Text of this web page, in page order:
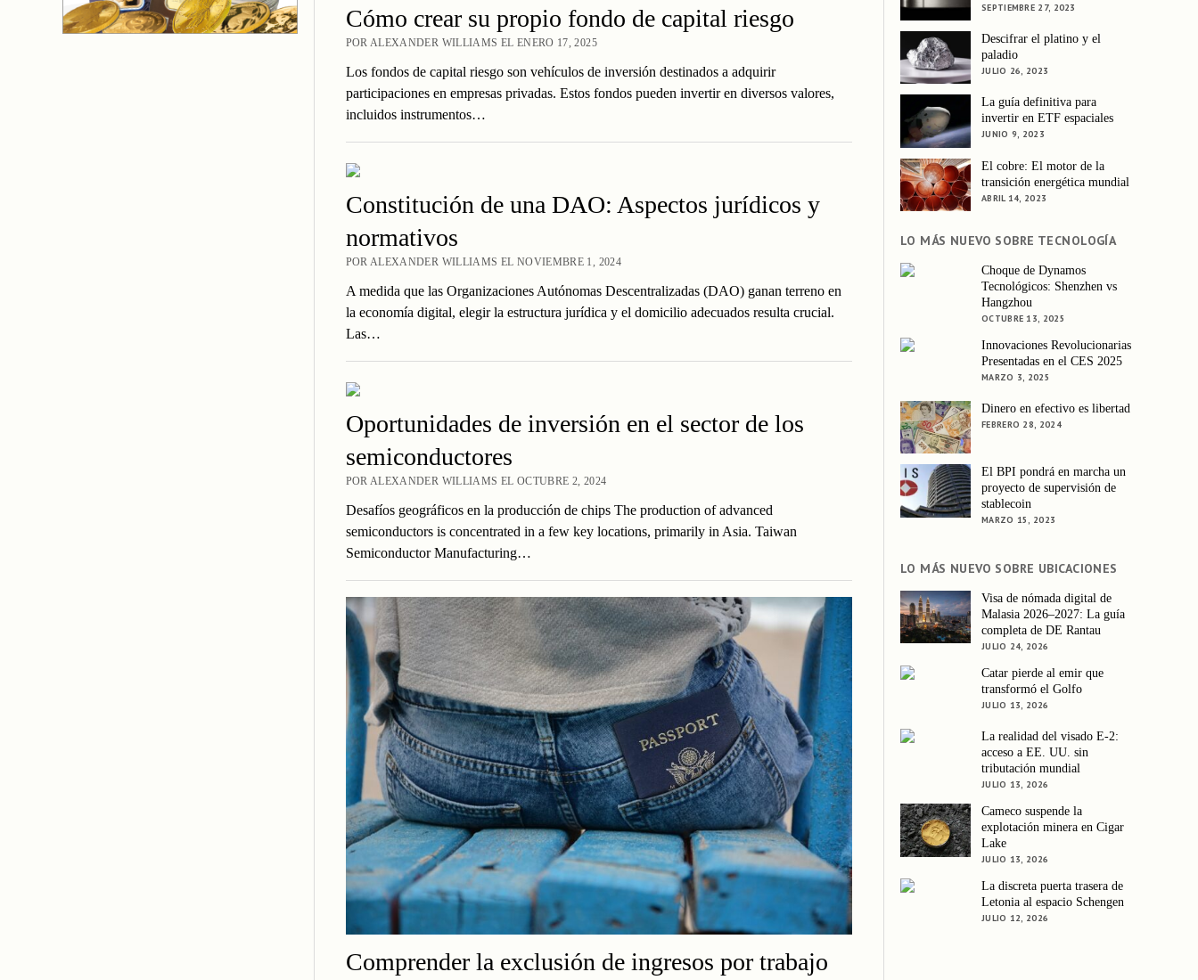
Cómo crear su propio fondo de capital riesgo
POR ALEXANDER WILLIAMS EL ENERO 17, 2025
Los fondos de capital riesgo son vehículos de inversión destinados a adquirir
participaciones en empresas privadas. Estos fondos pueden invertir en diversos valores,
incluidos instrumentos…
Constitución de una DAO: Aspectos jurídicos y
normativos
POR ALEXANDER WILLIAMS EL NOVIEMBRE 1, 2024
A medida que las Organizaciones Autónomas Descentralizadas (DAO) ganan terreno en
la economía digital, elegir la estructura jurídica y el domicilio adecuados resulta crucial.
Las…
Oportunidades de inversión en el sector de los
semiconductores
POR ALEXANDER WILLIAMS EL OCTUBRE 2, 2024
Desafíos geográficos en la producción de chips The production of advanced
semiconductors is concentrated in a few key locations, primarily in Asia. Taiwan
Semiconductor Manufacturing…
Comprender la exclusión de ingresos por trabajo
SEPTIEMBRE 27, 2023
Descifrar el platino y el
paladio
JULIO 26, 2023
La guía definitiva para
invertir en ETF espaciales
JUNIO 9, 2023
El cobre: El motor de la
transición energética mundial
ABRIL 14, 2023
LO MÁS NUEVO SOBRE TECNOLOGÍA
Choque de Dynamos
Tecnológicos: Shenzhen vs
Hangzhou
OCTUBRE 13, 2025
Innovaciones Revolucionarias
Presentadas en el CES 2025
MARZO 3, 2025
Dinero en efectivo es libertad
FEBRERO 28, 2024
El BPI pondrá en marcha un
proyecto de supervisión de
stablecoin
MARZO 15, 2023
LO MÁS NUEVO SOBRE UBICACIONES
Visa de nómada digital de
Malasia 2026–2027: La guía
completa de DE Rantau
JULIO 24, 2026
Catar pierde al emir que
transformó el Golfo
JULIO 13, 2026
La realidad del visado E-2:
acceso a EE. UU. sin
tributación mundial
JULIO 13, 2026
Cameco suspende la
explotación minera en Cigar
Lake
JULIO 13, 2026
La discreta puerta trasera de
Letonia al espacio Schengen
JULIO 12, 2026